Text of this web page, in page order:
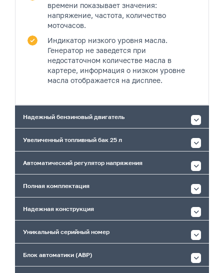
времени показывает значения:
напряжение, частота, количество
моточасов.
Индикатор низкого уровня масла.
Генератор не заведется при
недостаточном количестве масла в
картере, информация о низком уровне
масла отображается на дисплее.
Надежный бензиновый двигатель
Увеличенный топливный бак 25 л
Автоматический регулятор напряжения
Полная комплектация
Надежная конструкция
Уникальный серийный номер
Блок автоматики (АВР)